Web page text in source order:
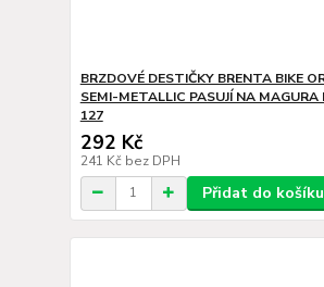
BRZDOVÉ DESTIČKY BRENTA BIKE
SEMI-METALLIC PASUJÍ NA MAGURA
127
292 Kč
241 Kč bez DPH
Přidat do košíku